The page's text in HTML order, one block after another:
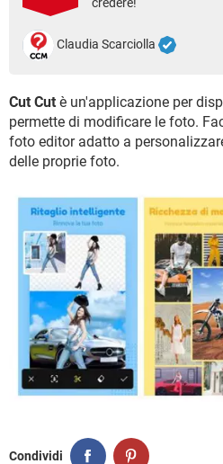
TIKTOK
HARDWARE
Claudia Scarciolla
Cut Cut è un'applicazione per
permette di modificare le foto.
foto editor adatto a
delle proprie foto.
Condividi